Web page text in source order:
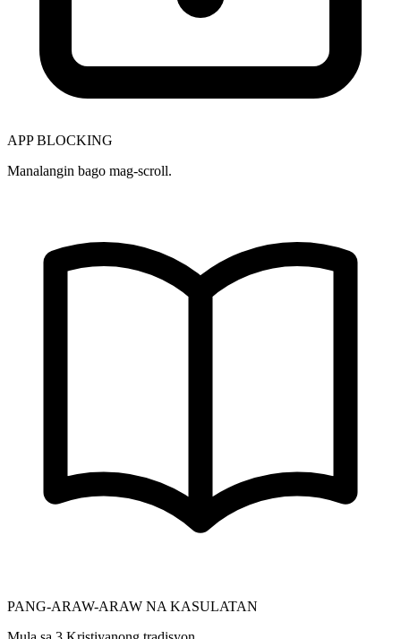
APP BLOCKING
Manalangin bago mag-scroll.
PANG-ARAW-ARAW NA KASULATAN